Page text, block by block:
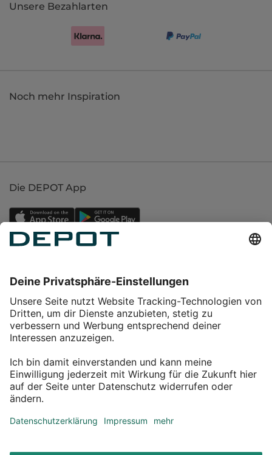
Unsere Bezahlarten
Noch mehr Inspiration
Die DEPOT App
Service
Über DEPOT
Kontakt